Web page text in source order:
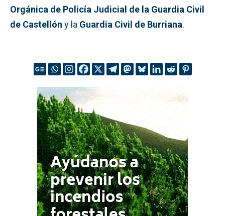
Orgánica de Policía Judicial de la Guardia Civil
de Castellón y la Guardia Civil de Burriana.